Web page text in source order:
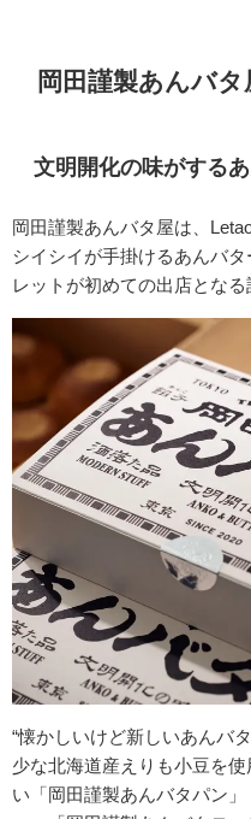
岡田謹製あんバタ
文明開化の味がする
岡田謹製あんバタ屋は、
シイシイが手掛けるあんバ
レットが初めての出店となる
“懐かしいけど新しいあんバ
少な北海道産えりも小豆を
い「岡田謹製あんバタパン